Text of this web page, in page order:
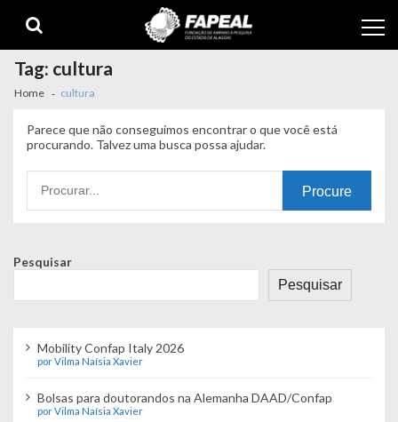
navigation
content
Tag: cultura
Home cultura
Parece que não conseguimos encontrar o que você está
procurando. Talvez uma busca possa ajudar.
por:
Pesquisar
Pesquisar
Mobility Confap Italy 2026
por Vilma Naísia Xavier
Bolsas para doutorandos na Alemanha DAAD/Confap
por Vilma Naísia Xavier